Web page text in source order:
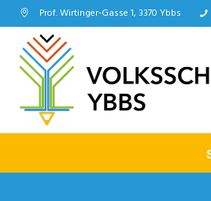
Prof. Wirtinger-Gasse 1, 3370 Ybbs